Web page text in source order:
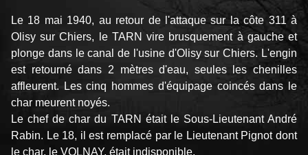
Le 18 mai 1940, au retour de l'attaque sur la côte 311 à
Olisy sur Chiers, le TARN vire brusquement à gauche et
plonge dans le canal de l'usine d'Olisy sur Chiers. L'engin
est retourné dans 2 mètres d'eau, seules les chenilles
affleurent. Les cinq hommes d'équipage coincés dans le
char meurent noyés.
Le chef de char du TARN était le Sous-Lieutenant André
Rabin. Le 18, il est remplacé par le Lieutenant Pignot dont
le char, le VOLNAY, était indisponible.